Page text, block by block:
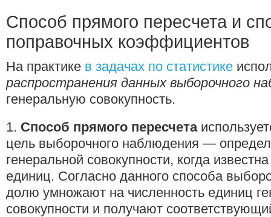
Способ прямого пересчета и
поправочных коэффициентов
На практике в задачах по статистике
распространения данных выборочного
генеральную совокупность.
1. Способ прямого пересчета
цель выборочного наблюдения —
генеральной совокупности, когда
единиц. Согласно данного способа
долю умножают на численность единиц
совокупности и получают